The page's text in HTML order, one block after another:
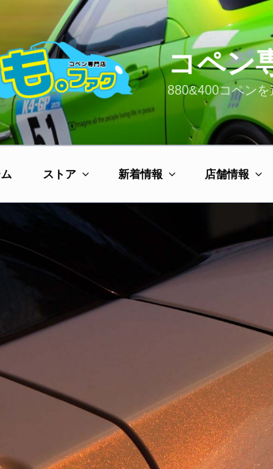
コペン
880&400コペンを
ストア 新着情報 店舗情報